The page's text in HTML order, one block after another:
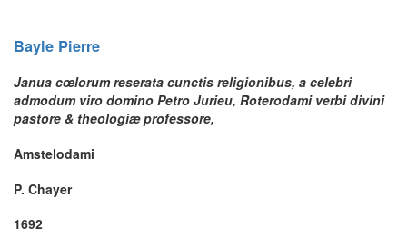
Bayle Pierre
Janua cœlorum reserata cunctis religionibus, a celebri
admodum viro domino Petro Jurieu, Roterodami verbi divini
pastore & theologiæ professore,
Amstelodami
P. Chayer
1692